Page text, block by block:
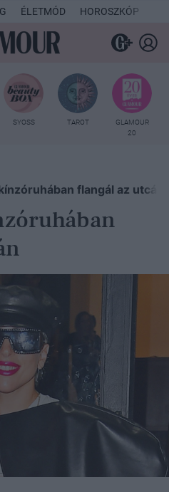
ÉLETMÓD HOROSZKÓP
SYOSS TAROT
GLAMOUR
20
flangál az utcán